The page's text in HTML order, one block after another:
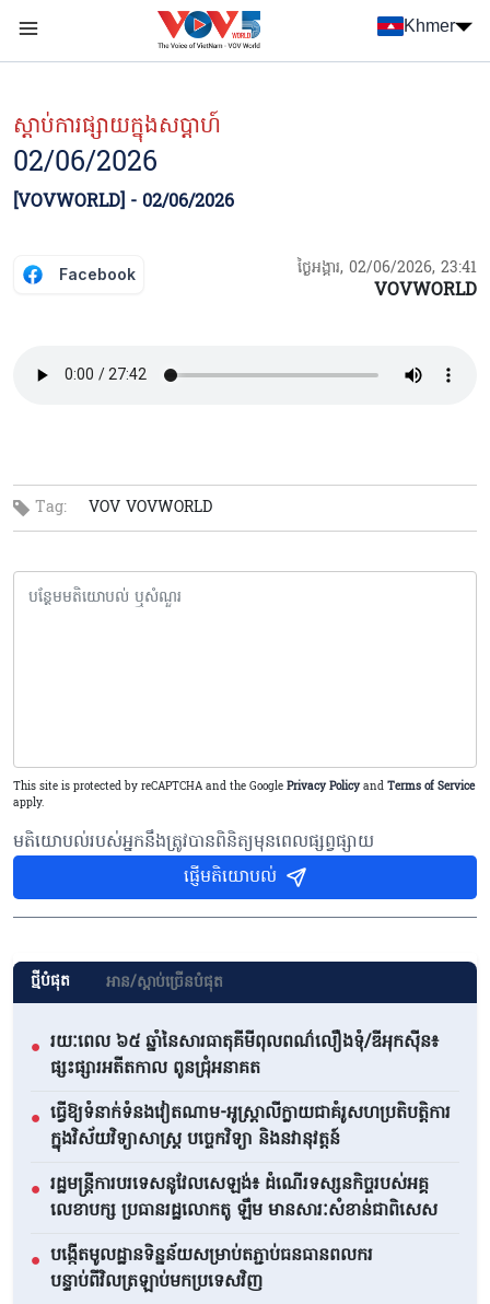
Nhảy đến nội dung
Khmer
ស្ដាប់ការផ្សាយក្នុងសប្ដាហ៍
02/06/2026
[VOVWORLD] - 02/06/2026
Facebook ថ្ងៃអង្គារ, 02/06/2026, 23:41
VOVWORLD
Tag: VOV VOVWORLD
This site is protected by reCAPTCHA and the Google Privacy Policy and Terms of Service
apply.
មតិយោបល់របស់អ្នកនឹងត្រូវបានពិនិត្យមុនពេលផ្សព្វផ្សាយ
ផ្ញើមតិយោបល់
ថ្មីបំផុត អាន/ស្តាប់ច្រើនបំផុត
● រយៈពេល ៦៥ ឆ្នាំនៃសារធាតុគីមីពុលពណ៌លឿងទុំ/ឌីអុកស៊ីន៖
ផ្សះផ្សារអតីតកាល ពូនជ្រុំអនាគត
● ធ្វើឱ្យទំនាក់ទំនងវៀតណាម-អូស្ត្រាលីក្លាយជាគំរូសហប្រតិបត្តិការ
ក្នុងវិស័យវិទ្យាសាស្ត្រ បច្ចេកវិទ្យា និងនវានុវត្តន៍
● រដ្ឋមន្ត្រីការបរទេសនូវែលសេឡង់៖ ដំណើរទស្សនកិច្ចរបស់អគ្គ
លេខាបក្ស ប្រធានរដ្ឋលោកតូ ឡឹម មានសារៈសំខាន់ជាពិសេស
● បង្កើតមូលដ្ឋានទិន្នន័យសម្រាប់តភ្ជាប់ធនធានពលករ
បន្ទាប់ពីវិលត្រឡាប់មកប្រទេសវិញ